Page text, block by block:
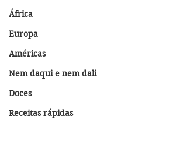
África
Europa
Américas
Nem daqui e nem dali
Doces
Receitas rápidas